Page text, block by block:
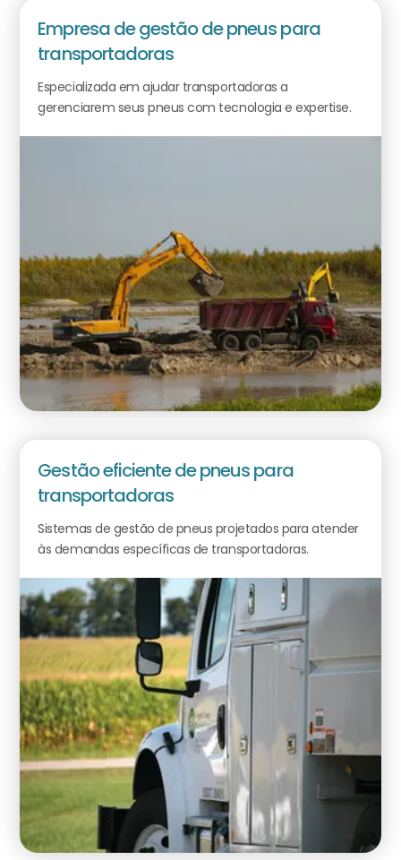
Empresa de gestão de pneus para
transportadoras
Especializada em ajudar transportadoras a
gerenciarem seus pneus com tecnologia e expertise.
Gestão eficiente de pneus para
transportadoras
Sistemas de gestão de pneus projetados para atender
às demandas específicas de transportadoras.